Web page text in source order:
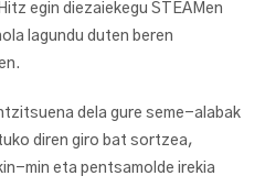
egin diezaiekegu STEAMen
lagundu duten beren
dela gure seme-alabak
diren giro bat sortzea,
min eta pentsamolde irekia